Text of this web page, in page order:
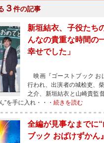
３件の記事
新垣結衣、子役たち
んなの貴重な時間の
幸せでした」
映画『ゴーストブック お
行われ、出演者の城桧吏、
之介、新垣結衣と山崎貴監
”を手に入れ・・・ 続きを読む
全編が見事なまでに
ブック おばけずかん